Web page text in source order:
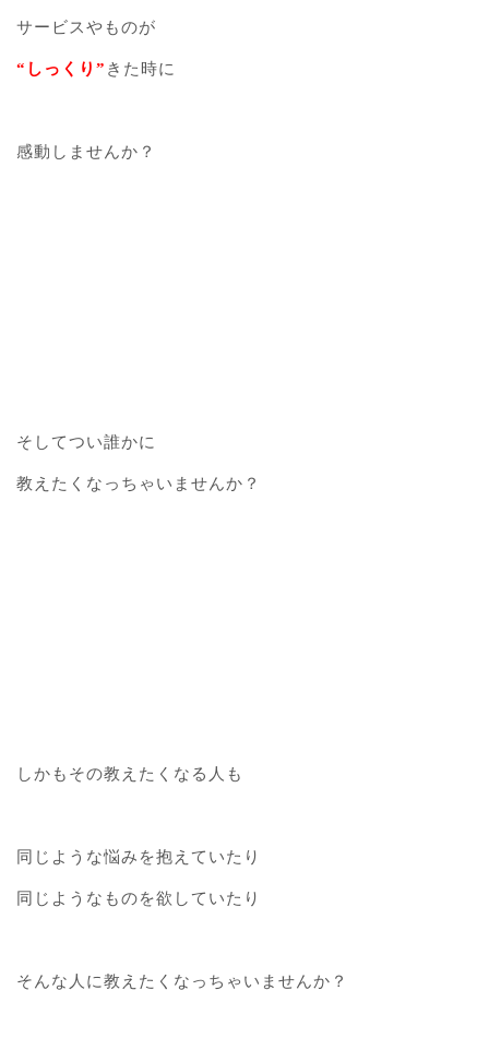
サービスやものが
“しっくり” きた時に
感動しませんか？
そしてつい誰かに
教えたくなっちゃいませんか？
しかもその教えたくなる人も
同じような悩みを抱えていたり
同じようなものを欲していたり
そんな人に教えたくなっちゃいませんか？